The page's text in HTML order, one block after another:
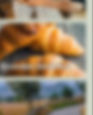
Horeca
Broodjes bestellen